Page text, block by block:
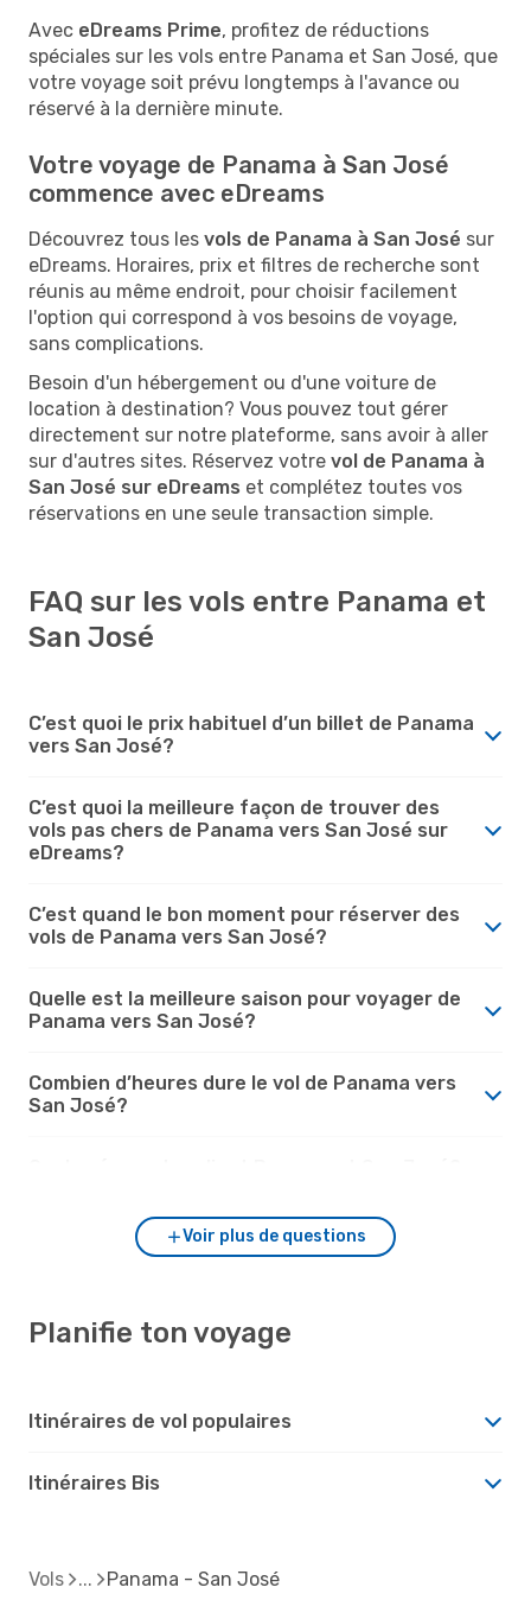
Avec eDreams Prime, profitez de réductions
spéciales sur les vols entre Panama et San José, que
votre voyage soit prévu longtemps à l'avance ou
réservé à la dernière minute.
Votre voyage de Panama à San José
commence avec eDreams
Découvrez tous les vols de Panama à San José sur
eDreams. Horaires, prix et filtres de recherche sont
réunis au même endroit, pour choisir facilement
l'option qui correspond à vos besoins de voyage,
sans complications.
Besoin d'un hébergement ou d'une voiture de
location à destination? Vous pouvez tout gérer
directement sur notre plateforme, sans avoir à aller
sur d'autres sites. Réservez votre vol de Panama à
San José sur eDreams et complétez toutes vos
réservations en une seule transaction simple.
FAQ sur les vols entre Panama et
San José
C’est quoi le prix habituel d’un billet de Panama
vers San José?
C’est quoi la meilleure façon de trouver des
vols pas chers de Panama vers San José sur
eDreams?
C’est quand le bon moment pour réserver des
vols de Panama vers San José?
Quelle est la meilleure saison pour voyager de
Panama vers San José?
Combien d’heures dure le vol de Panama vers
San José?
Voir plus de questions
Planifie ton voyage
Itinéraires de vol populaires
Itinéraires Bis
Vols Panama - San José